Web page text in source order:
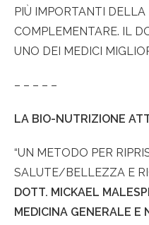
PIÙ IMPORTANTI
COMPLEMENTARE. IL
UNO DEI MEDICI
– – – – –
LA BIO-NUTRIZIONE
“UN METODO PER
SALUTE/BELLEZZA E
DOTT. MICKAEL
MEDICINA GENERALE E